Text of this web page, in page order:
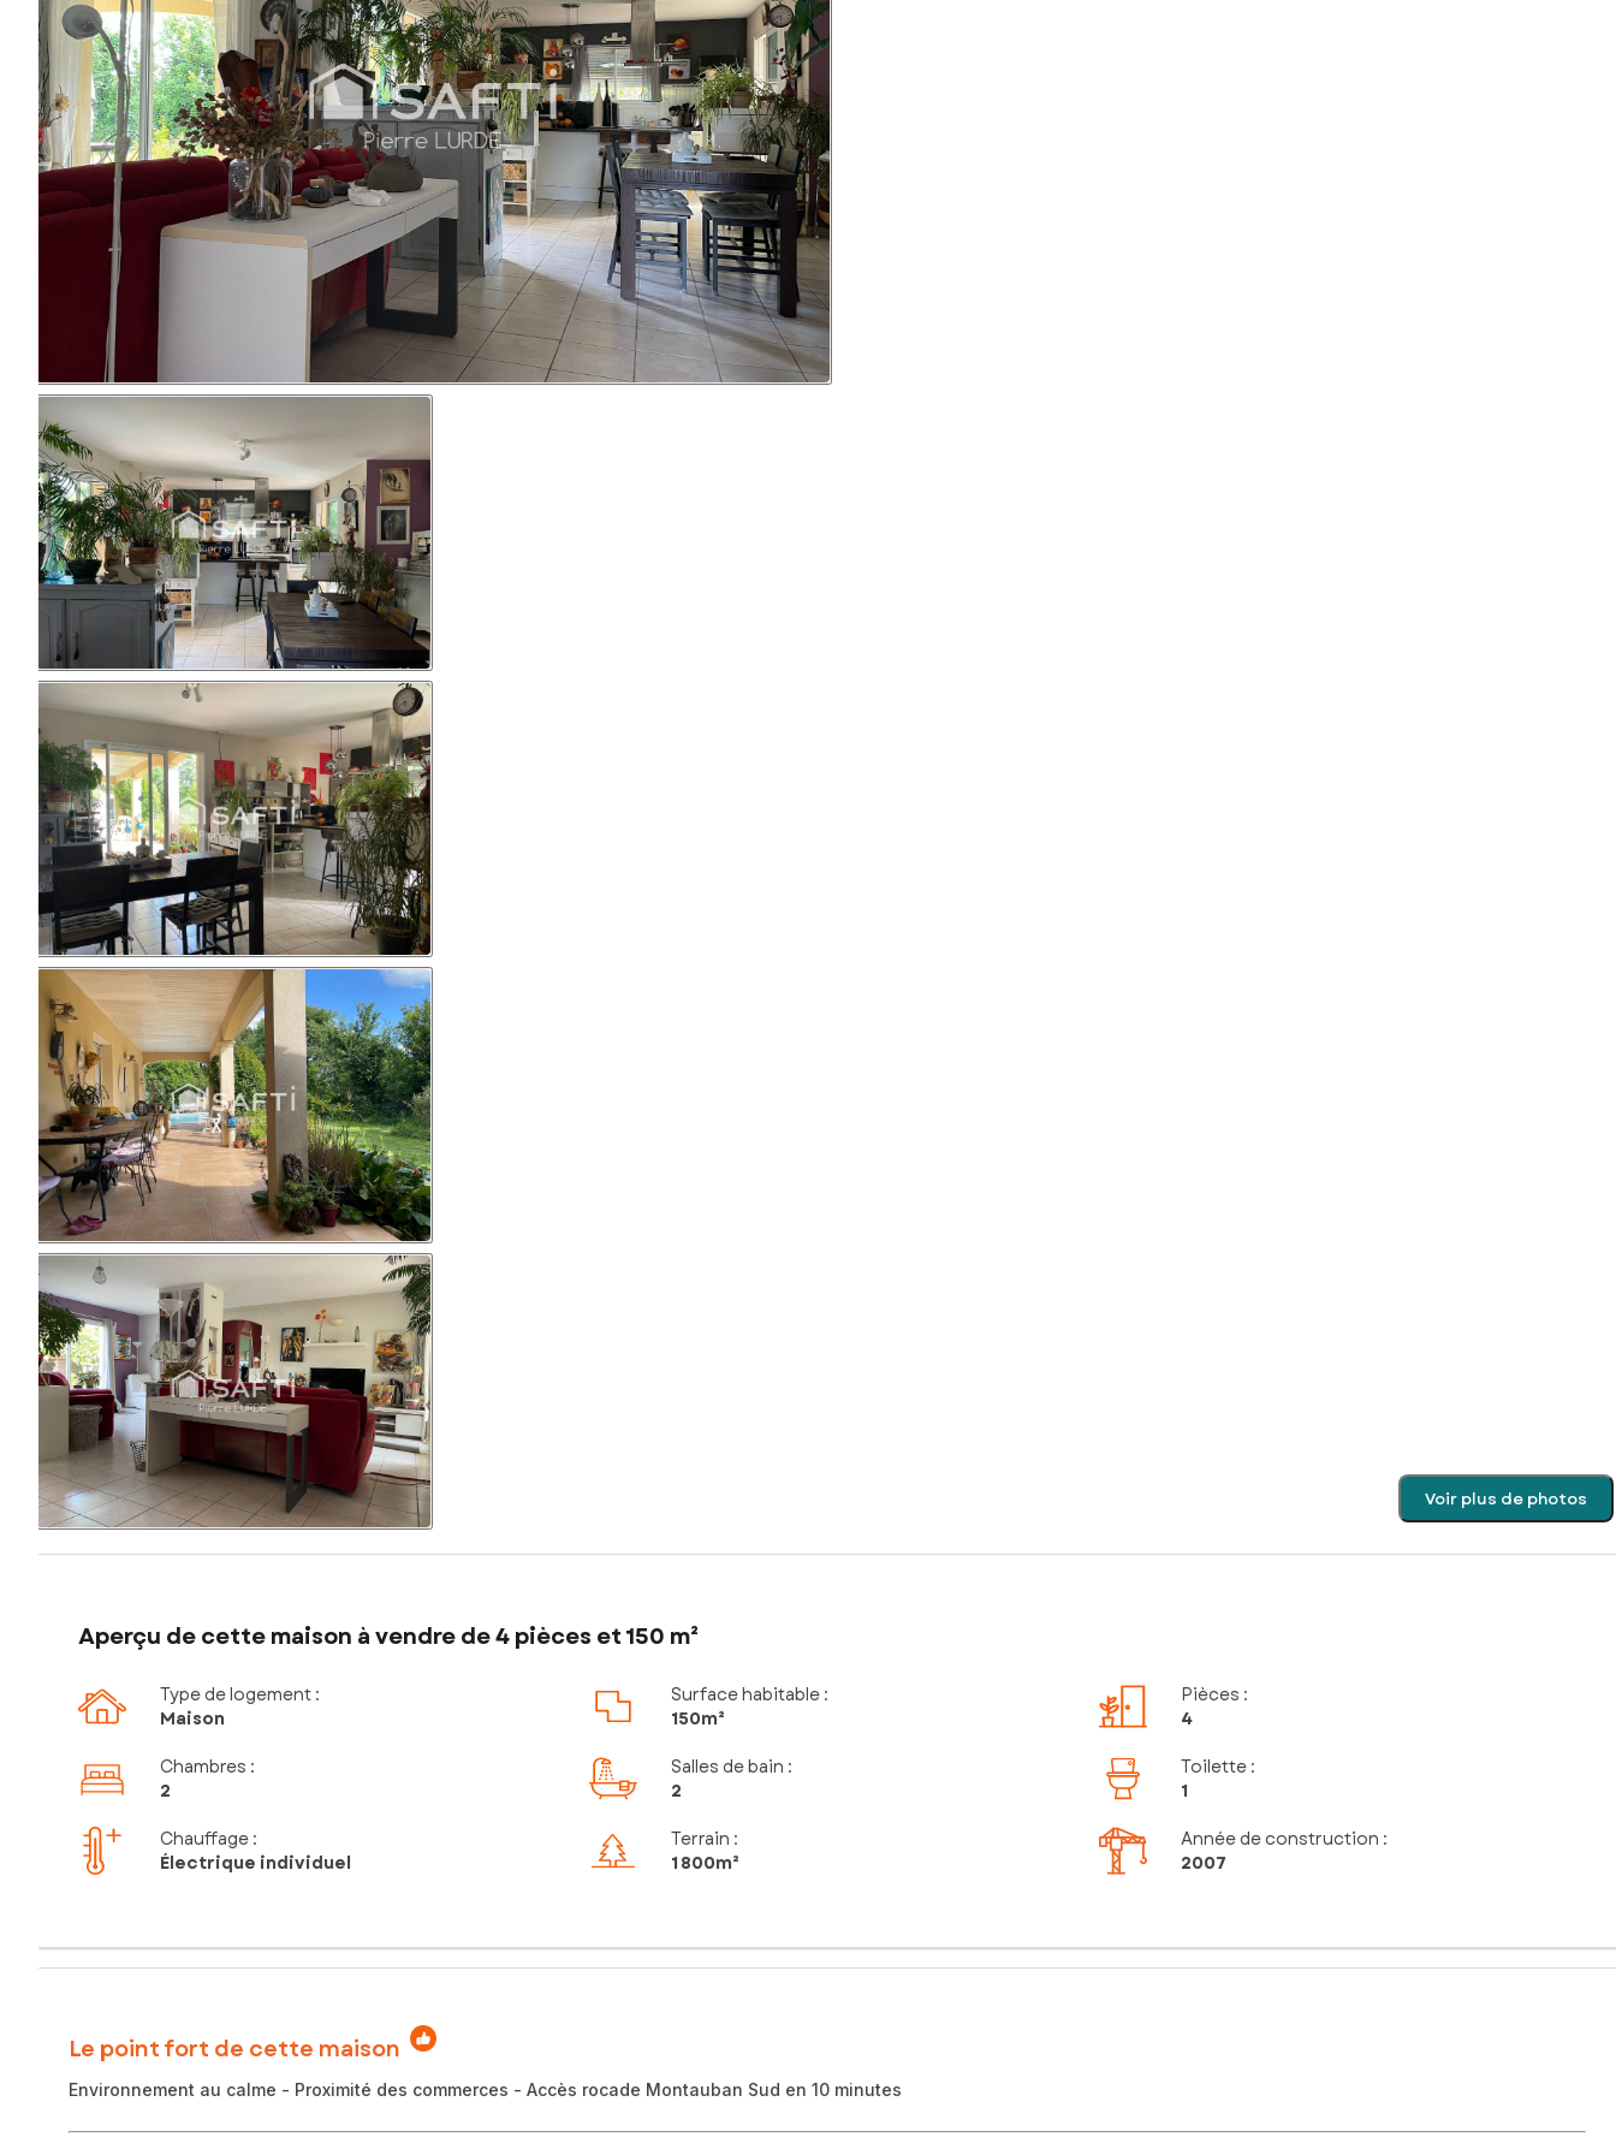
Voir plus de photos
Aperçu de cette maison à vendre de 4 pièces et 150 m²
Type de logement :
Maison
Surface habitable :
150m²
Pièces :
4
Chambres :
2
Salles de bain :
2
Toilette :
1
Chauffage :
Électrique individuel
Terrain :
1 800m²
Année de construction :
2007
Le point fort de cette maison
Environnement au calme - Proximité des commerces - Accès rocade Montauban Sud en 10 minutes